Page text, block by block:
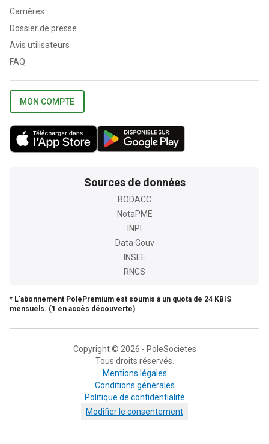
Carrières
Dossier de presse
Avis utilisateurs
FAQ
MON COMPTE
Sources de données
BODACC
NotaPME
INPI
Data Gouv
INSEE
RNCS
* L'abonnement PolePremium est soumis à un quota de 24 KBIS
mensuels. (1 en accès découverte)
Copyright © 2026 - PoleSocietes
Tous droits réservés.
Mentions légales
Conditions générales
Politique de confidentialité
Modifier le consentement